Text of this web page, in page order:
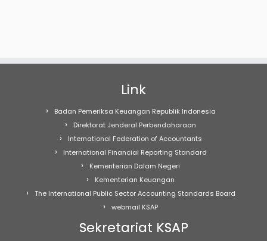
Link
Badan Pemeriksa Keuangan Republik Indonesia
Direktorat Jenderal Perbendaharaan
International Federation of Accountants
International Financial Reporting Standard
Kementerian Dalam Negeri
Kementerian Keuangan
The International Public Sector Accounting Standards Board
webmail KSAP
Sekretariat KSAP